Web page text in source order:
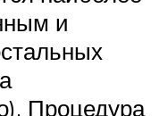
и
Процедура